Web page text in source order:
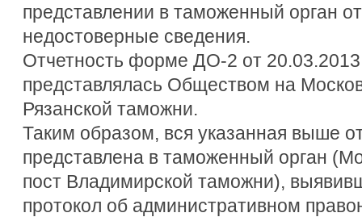
представлении в таможенный орган
недостоверные сведения.
Отчетность форме ДО-2 от
представлялась Обществом на
Рязанской таможни.
Таким образом, вся указанная выше
представлена в таможенный орган
пост Владимирской таможни),
протокол об административном